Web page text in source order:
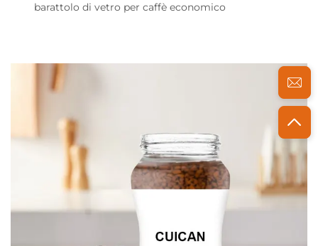
barattolo di vetro per caffè economico